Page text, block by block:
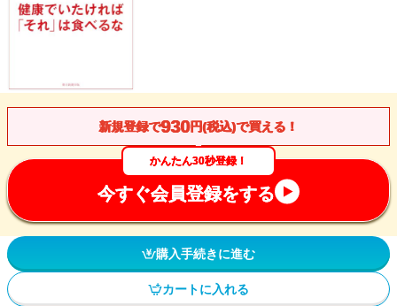
新規登録で930円(税込)で買える！
かんたん30秒登録！
今すぐ会員登録をする
購入手続きに進む
カートに入れる